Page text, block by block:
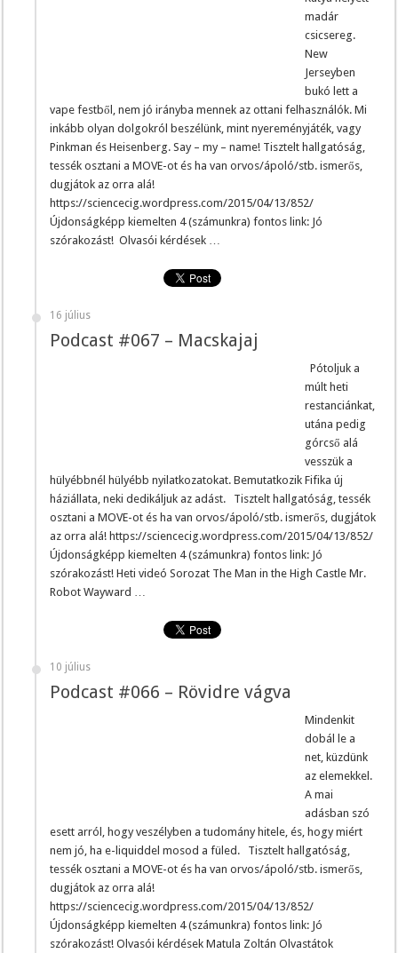
madár
csicsereg.
New
Jerseyben
bukó lett a
vape festből, nem jó irányba mennek az ottani felhasználók. Mi
inkább olyan dolgokról beszélünk, mint nyereményjáték, vagy
Pinkman és Heisenberg. Say – my – name! Tisztelt hallgatóság,
tessék osztani a MOVE-ot és ha van orvos/ápoló/stb. ismerős,
dugjátok az orra alá!
https://sciencecig.wordpress.com/2015/04/13/852/
Újdonságképp kiemelten 4 (számunkra) fontos link: Jó
szórakozást! Olvasói kérdések …
16 július
Podcast #067 – Macskajaj
Pótoljuk a
múlt heti
restanciánkat,
utána pedig
górcső alá
vesszük a
hülyébbnél hülyébb nyilatkozatokat. Bemutatkozik Fifika új
háziállata, neki dedikáljuk az adást. Tisztelt hallgatóság, tessék
osztani a MOVE-ot és ha van orvos/ápoló/stb. ismerős, dugjátok
az orra alá! https://sciencecig.wordpress.com/2015/04/13/852/
Újdonságképp kiemelten 4 (számunkra) fontos link: Jó
szórakozást! Heti videó Sorozat The Man in the High Castle Mr.
Robot Wayward …
10 július
Podcast #066 – Rövidre vágva
Mindenkit
dobál le a
net, küzdünk
az elemekkel.
A mai
adásban szó
esett arról, hogy veszélyben a tudomány hitele, és, hogy miért
nem jó, ha e-liquiddel mosod a füled. Tisztelt hallgatóság,
tessék osztani a MOVE-ot és ha van orvos/ápoló/stb. ismerős,
dugjátok az orra alá!
https://sciencecig.wordpress.com/2015/04/13/852/
Újdonságképp kiemelten 4 (számunkra) fontos link: Jó
szórakozást! Olvasói kérdések Matula Zoltán Olvastátok